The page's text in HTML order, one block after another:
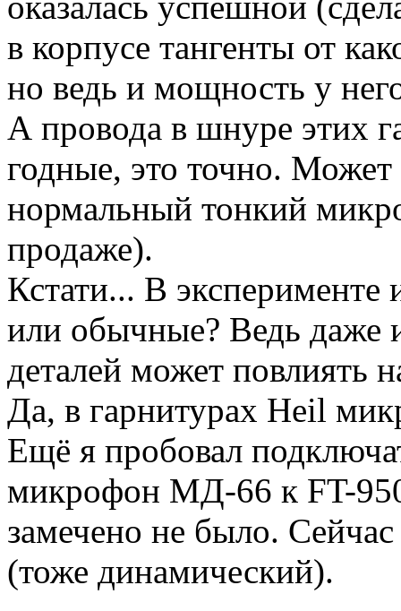
в корпусе тангенты от
но ведь и мощность у
А провода в шнуре этих
годные, это точно.
нормальный тонкий
продаже).
Кстати... В эксперименте
или обычные? Ведь даже
деталей может повлиять
Да, в гарнитурах Heil
Ещё я пробовал
микрофон МД-66 к FT-
замечено не было.
(тоже динамический).